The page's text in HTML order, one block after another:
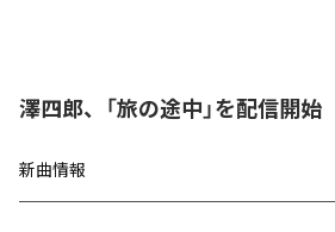
澤四郎、「旅の途中」を配信開始
新曲情報